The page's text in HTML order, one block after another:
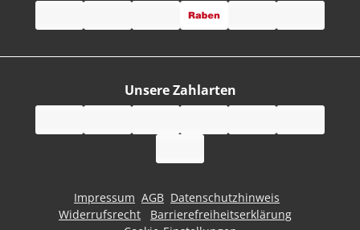
Unsere Zahlarten
Impressum AGB Datenschutzhinweis
Widerrufsrecht
Barrierefreiheitserklärung